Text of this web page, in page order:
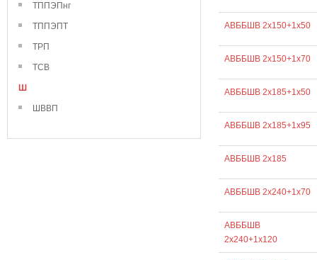
ТППЭПнг
ТППЭПТ
ТРП
ТСВ
Ш
ШВВП
АВББШВ 2х150+1х50
АВББШВ 2х150+1х70
АВББШВ 2х185+1х50
АВББШВ 2х185+1х95
АВББШВ 2х185
АВББШВ 2х240+1х70
АВББШВ
2х240+1х120